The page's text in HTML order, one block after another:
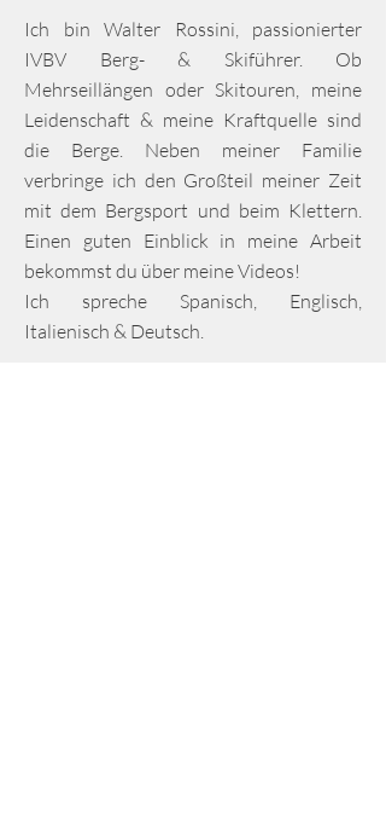
Ich bin Walter Rossini, passionierter
IVBV Berg- & Skiführer. Ob
Mehrseillängen oder Skitouren, meine
Leidenschaft & meine Kraftquelle sind
die Berge. Neben meiner Familie
verbringe ich den Großteil meiner Zeit
mit dem Bergsport und beim Klettern.
Einen guten Einblick in meine Arbeit
bekommst du über meine Videos!
Ich spreche Spanisch, Englisch,
Italienisch & Deutsch.